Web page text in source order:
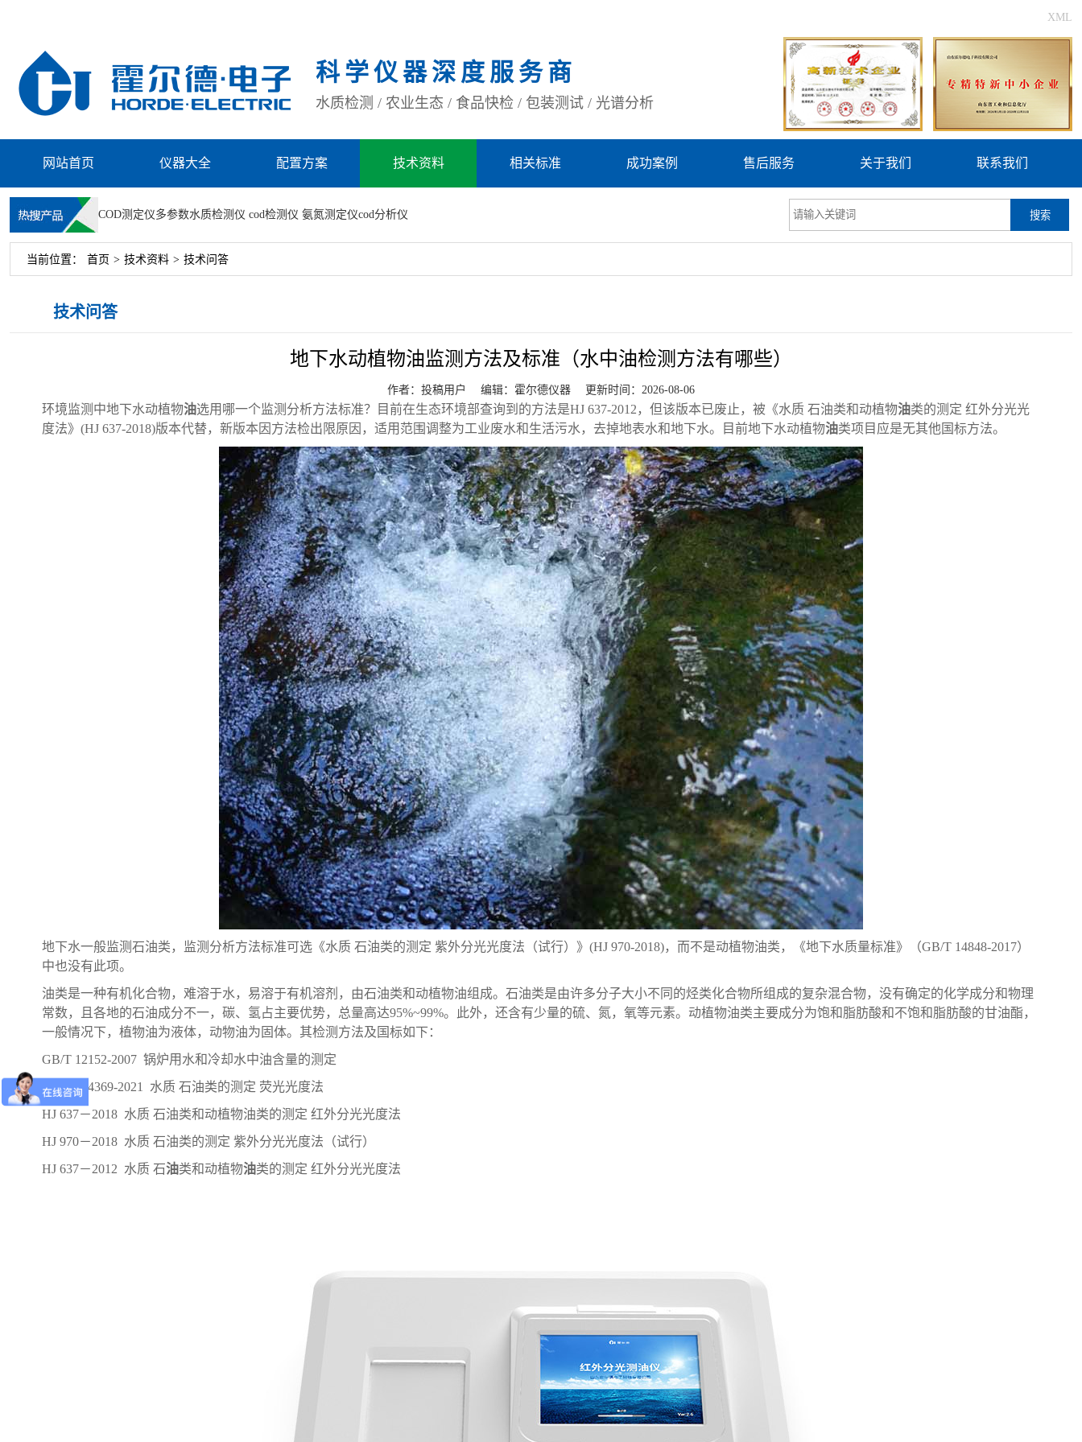
XML
科学仪器深度服务商
水质检测 / 农业生态 / 食品快检 / 包装测试 / 光谱分析
网站首页 仪器大全 配置方案 技术资料 相关标准 成功案例 售后服务 关于我们 联系我们
COD测定仪多参数水质检测仪 cod检测仪 氨氮测定仪cod分析仪 搜索
当前位置： 首页 > 技术资料 > 技术问答
技术问答
地下水动植物油监测方法及标准（水中油检测方法有哪些）
作者：投稿用户 编辑： 霍尔德仪器 更新时间：2026-08-06
环境监测中地下水动植物油选用哪一个监测分析方法标准？目前在生态环境部查询到的方法是HJ 637-2012，但该版本已废止，被《水质 石油类和动植物油类的测定 红外分光光
度法》(HJ 637-2018)版本代替，新版本因方法检出限原因，适用范围调整为工业废水和生活污水，去掉地表水和地下水。目前地下水动植物油类项目应是无其他国标方法。
地下水一般监测石油类，监测分析方法标准可选《水质 石油类的测定 紫外分光光度法（试行）》(HJ 970-2018)，而不是动植物油类，《地下水质量标准》（GB/T 14848-2017）
中也没有此项。
油类是一种有机化合物，难溶于水，易溶于有机溶剂，由石油类和动植物油组成。石油类是由许多分子大小不同的烃类化合物所组成的复杂混合物，没有确定的化学成分和物理
常数，且各地的石油成分不一，碳、氢占主要优势，总量高达95%~99%。此外，还含有少量的硫、氮，氧等元素。动植物油类主要成分为饱和脂肪酸和不饱和脂肪酸的甘油酯，
一般情况下，植物油为液体，动物油为固体。其检测方法及国标如下：
GB/T 12152-2007 锅炉用水和冷却水中油含量的测定
DB65/T 4369-2021 水质 石油类的测定 荧光光度法
HJ 637－2018 水质 石油类和动植物油类的测定 红外分光光度法
HJ 970－2018 水质 石油类的测定 紫外分光光度法（试行）
HJ 637－2012 水质 石油类和动植物油类的测定 红外分光光度法